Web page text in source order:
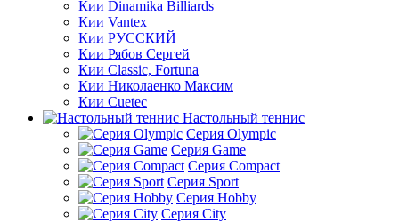
Кии Dinamika Billiards
Кии Vantex
Кии РУССКИЙ
Кии Рябов Сергей
Кии Classic, Fortuna
Кии Николаенко Максим
Кии Cuetec
Настольный теннис
Серия Olympic
Серия Game
Серия Compact
Серия Sport
Серия Hobby
Серия City